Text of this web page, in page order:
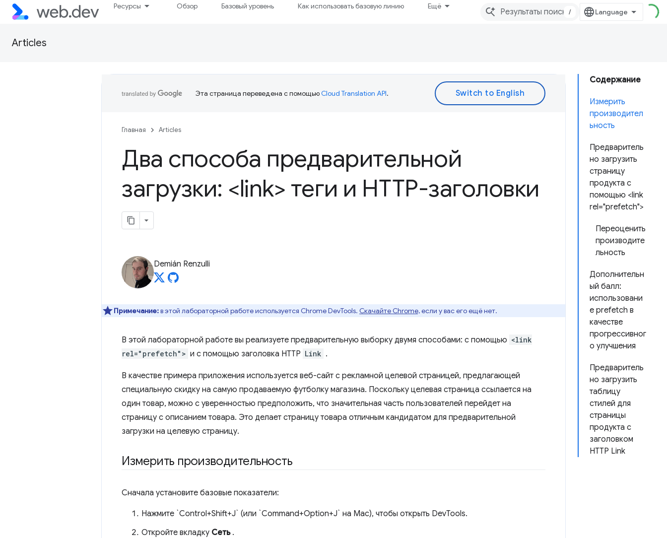
Ресурсы Обзор Базовый уровень Как использовать базовую линию Ещё
/
Articles
Содержание
Измерить
производител
ьность
Предваритель
но загрузить
страницу
продукта с
помощью <link
rel="prefetch">
Переоценить
производите
льность
Дополнительн
ый балл:
использовани
е prefetch в
качестве
прогрессивног
о улучшения
Предваритель
но загрузить
таблицу
стилей для
страницы
продукта с
заголовком
HTTP Link
Эта страница переведена с помощьюCloud Translation API.
Главная Articles
Два способа предварительной
загрузки: <link> теги и HTTP-заголовки
Demián Renzulli
Примечание:в этой лабораторной работе используется Chrome DevTools. Скачайте Chrome,если у вас его ещё нет.
В этой лабораторной работе вы реализуете предварительную выборку двумя способами: с помощью <link
rel="prefetch"> и с помощью заголовка HTTP Link .
В качестве примера приложения используется веб-сайт с рекламной целевой страницей, предлагающей
специальную скидку на самую продаваемую футболку магазина. Поскольку целевая страница ссылается на
один товар, можно с уверенностью предположить, что значительная часть пользователей перейдет на
страницу с описанием товара. Это делает страницу товара отличным кандидатом для предварительной
загрузки на целевую страницу.
Измерить производительность
Сначала установите базовые показатели:
Нажмите `Control+Shift+J` (или `Command+Option+J` на Mac), чтобы открыть DevTools.
Откройте вкладку Сеть.